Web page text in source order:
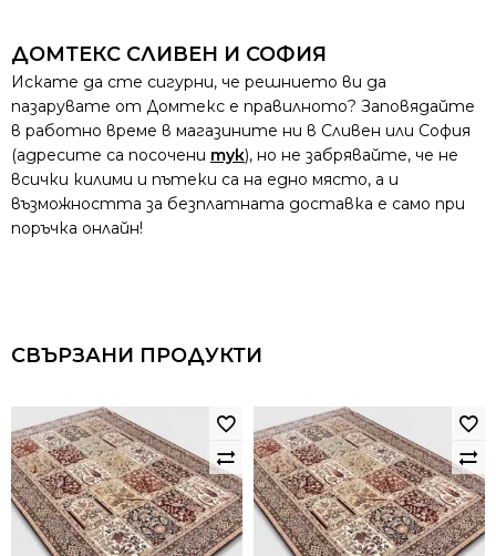
ДОМТЕКС СЛИВЕН И СОФИЯ
Искате да сте сигурни, че решнието ви да
пазарувате от Домтекс е правилното? Заповядайте
в работно време в магазините ни в Сливен или София
(адресите са посочени тук), но не забрявайте, че не
всички килими и пътеки са на едно място, а и
възможността за безплатната доставка е само при
поръчка онлайн!
СВЪРЗАНИ ПРОДУКТИ